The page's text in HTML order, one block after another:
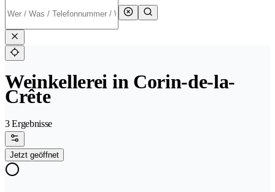
Weinkellerei in Corin-de-la-
Crête
3 Ergebnisse
Jetzt geöffnet